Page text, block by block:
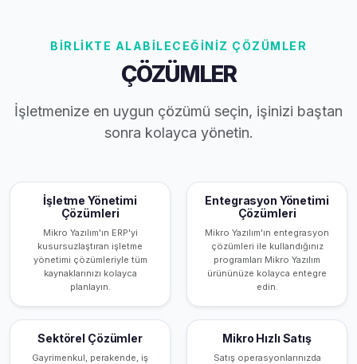
BİRLİKTE ALABİLECEĞİNİZ ÇÖZÜMLER
ÇÖZÜMLER
İşletmenize en uygun çözümü seçin, işinizi baştan
sonra kolayca yönetin.
İşletme Yönetimi
Çözümleri
Mikro Yazılım'ın ERP'yi
kusursuzlaştıran işletme
yönetimi çözümleriyle tüm
kaynaklarınızı kolayca
planlayın.
Entegrasyon Yönetimi
Çözümleri
Mikro Yazılım'ın entegrasyon
çözümleri ile kullandığınız
programları Mikro Yazılım
ürününüze kolayca entegre
edin.
Sektörel Çözümler
Gayrimenkul, perakende, iş
Mikro Hızlı Satış
Satış operasyonlarınızda